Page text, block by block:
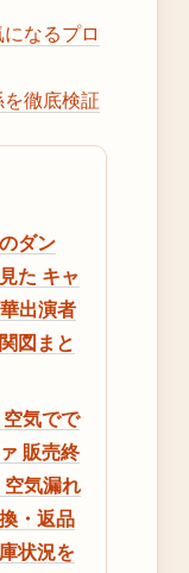
なるプロ
徹底検証
ダン
た キャ
出演者
図まと
気でで
販売終
空気漏れ
・返品
状況を